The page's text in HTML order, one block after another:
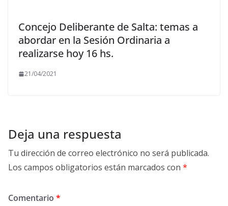
Concejo Deliberante de Salta: temas a
abordar en la Sesión Ordinaria a
realizarse hoy 16 hs.
21/04/2021
Deja una respuesta
Tu dirección de correo electrónico no será publicada.
Los campos obligatorios están marcados con *
Comentario *